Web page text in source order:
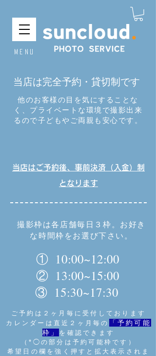
​Menu
当店は完全予約・貸切制です
他のお客様の目を気にすることな
く、プライベートな環境で撮影出来
るので子どもやご両親も安心です。
当店はご予約後、事前決済（入金）制
となります
撮影枠は各店舗毎日３枠。お好き
な時間枠をお選び下さい。
① 10:00~12:00
② 13:00~15:00
③ 15:30~17:30
ご予約は２ヶ月毎に受付しております
カレンダーは直近２ヶ月毎の
「予約可能
枠」 を確認できます
（*◯の部分は予約可能枠です）
希望日の欄を強く押すと拡大表示されま